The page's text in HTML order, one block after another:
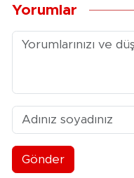
Yorumlar
Gönder